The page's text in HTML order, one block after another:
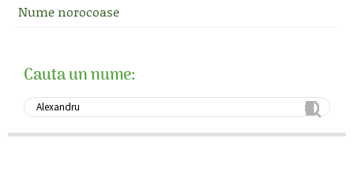
Nume norocoase
Cauta un nume: